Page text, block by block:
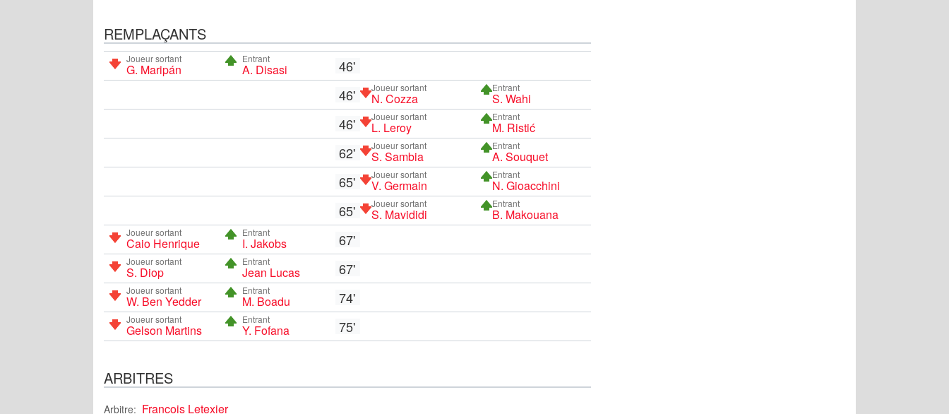
REMPLAÇANTS
Joueur sortant
G. Maripán
Entrant
A. Disasi
46'
46'
Joueur sortant
N. Cozza
Entrant
S. Wahi
46' Joueur sortant
L. Leroy
Entrant
M. Ristić
62' Joueur sortant
S. Sambia
Entrant
A. Souquet
65' Joueur sortant
V. Germain
Entrant
N. Gioacchini
65' Joueur sortant
S. Mavididi
Entrant
B. Makouana
Joueur sortant
Caio Henrique
Entrant
I. Jakobs 67'
Joueur sortant
S. Diop
Entrant
Jean Lucas 67'
Joueur sortant
W. Ben Yedder
Entrant
M. Boadu 74'
Joueur sortant
Gelson Martins
Entrant
Y. Fofana 75'
ARBITRES
Arbitre: Francois Letexier